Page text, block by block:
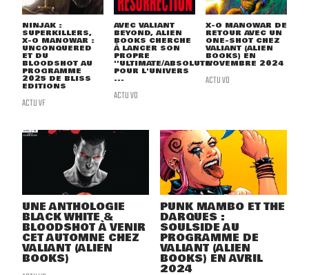
NINJAK :
SUPERKILLERS,
X-O MANOWAR :
UNCONQUERED
ET DU
BLOODSHOT AU
PROGRAMME
2025 DE BLISS
EDITIONS
ACTU VF
AVEC VALIANT
BEYOND, ALIEN
BOOKS CHERCHE
À LANCER SON
PROPRE
''ULTIMATE/ABSOLUTE''
POUR L'UNIVERS
...
ACTU VO
X-O MANOWAR DE
RETOUR AVEC UN
ONE-SHOT CHEZ
VALIANT (ALIEN
BOOKS) EN
NOVEMBRE 2024
ACTU VO
UNE ANTHOLOGIE
BLACK WHITE &
BLOODSHOT À VENIR
CET AUTOMNE CHEZ
VALIANT (ALIEN
BOOKS)
PUNK MAMBO ET THE
DARQUES :
SOULSIDE AU
PROGRAMME DE
VALIANT (ALIEN
BOOKS) EN AVRIL
2024